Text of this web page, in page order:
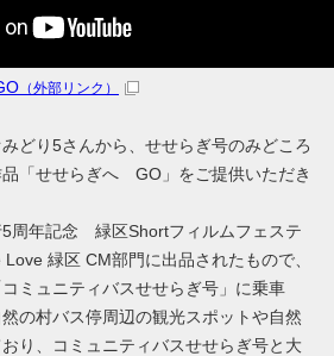
（外部リンク）
どり5さんから、せせらぎ号のみどころ
「せせらぎへ GO」をご提供いただき
5周年記念 緑区Shortフィルムフェステ
緑区 CM部門に出品されたもので、
ミュニティバスせせらぎ号」に乗車
の村バス停周辺の観光スポットや自然
り、コミュニティバスせせらぎ号と大